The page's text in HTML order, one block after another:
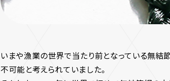
いまや漁業の世界で当たり前となっている無結
不可能と考えられていました。